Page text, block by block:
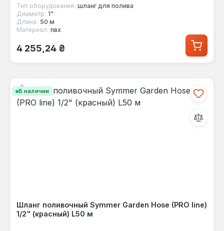
Тип оборудования: шланг для полива
Диаметр: 1"
Длина: 50 м
Материал: пвх
Обычная цена:
4 255,24 ₴
В наличии
Шланг поливочный Symmer Garden Hose (PRO line)
1/2" (красный) L50 м